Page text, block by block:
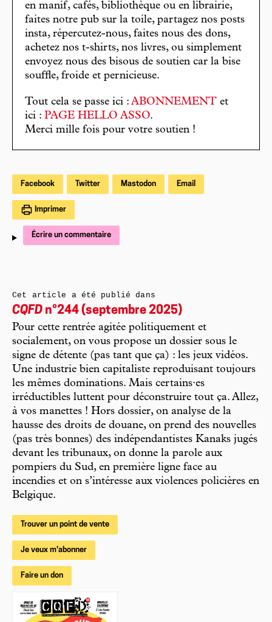
en manif, cafés, bibliothèque ou en librairie,
faites notre pub sur la toile, partagez nos posts
insta, répercutez-nous, faites nous des dons,
achetez nos t-shirts, nos livres, ou simplement
envoyez nous des bisous de soutien car la bise
souffle, froide et pernicieuse.
Tout cela se passe ici : ABONNEMENT et
ici : PAGE HELLO ASSO.
Merci mille fois pour votre soutien !
Facebook Twitter Mastodon Email
Imprimer
Écrire un commentaire
Cet article a été publié dans
CQFD n°244 (septembre 2025)
Pour cette rentrée agitée politiquement et
socialement, on vous propose un dossier sous le
signe de détente (pas tant que ça) : les jeux vidéos.
Une industrie bien capitaliste reproduisant toujours
les mêmes dominations. Mais certains·es
irréductibles luttent pour déconstruire tout ça. Allez,
à vos manettes ! Hors dossier, on analyse de la
hausse des droits de douane, on prend des nouvelles
(pas très bonnes) des indépendantistes Kanaks jugés
devant les tribunaux, on donne la parole aux
pompiers du Sud, en première ligne face au
incendies et on s’intéresse aux violences policières en
Belgique.
Trouver un point de vente
Je veux m'abonner
Faire un don